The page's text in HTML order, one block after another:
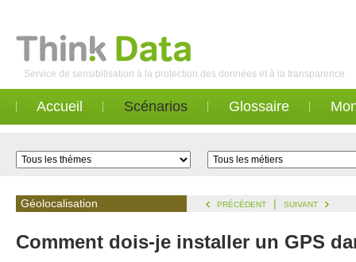
Service de sensibilisation à la protection des données et à la transparence
Accueil Scénarios Glossaire
Géolocalisation PRÉCÉDENT | SUIVANT
Comment dois-je installer un GPS